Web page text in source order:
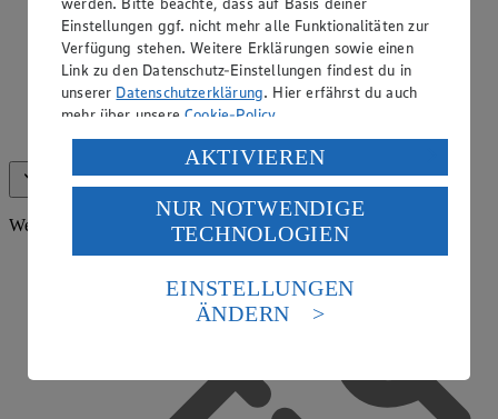
Alle anzeigen (16)Weniger anzeigen
Weitere Services
Einstellungen ggf. nicht mehr alle Funktionalitäten zur
Verfügung stehen. Weitere Erklärungen sowie einen
Link zu den Datenschutz-Einstellungen findest du in
unserer Datenschutzerklärung. Hier erfährst du auch
mehr über unsereCookie-Policy.
Verarbeitung deiner personenbezogenen Daten in den
USA durch Facebook und YouTube:
Wenn du auf „Aktivieren“ klickst, willigst du im Sinne
des Art. 49 Abs. 1 Satz 1 lit. a) DSGVO ein, dass deine
Daten in den USA verarbeitet werden. Der EuGH sieht
die USA als Land mit einem nach europäischen
Standards nicht angemessenen Datenschutzniveau an.
Es besteht das Risiko eines Zugriffs durch US-
Informationen zum Herausgeber der Seite findest du
AKTIVIEREN
NUR NOTWENDIGE
TECHNOLOGIEN
EINSTELLUNGEN
ÄNDERN